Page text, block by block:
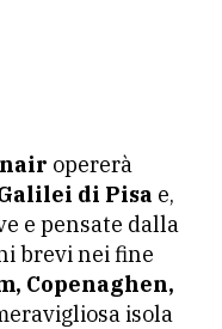
opererà
di Pisa e,
e pensate dalla
brevi nei fine
Copenaghen,
isola